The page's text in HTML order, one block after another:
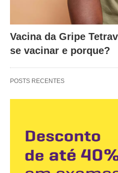
Vacina da Gripe
se vacinar e porque?
POSTS RECENTES